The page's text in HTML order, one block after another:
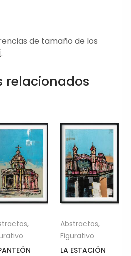
de tamaño de los
.
relacionados
,
Abstractos,
Figurativo
LA ESTACIÓN